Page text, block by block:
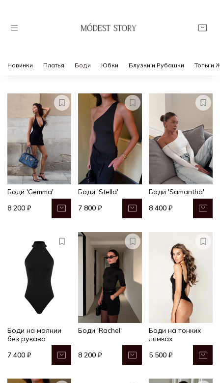
Новинки Платья Боди Юбки Блузки и Рубашки Топы и
Боди 'Gemma'
8 200 ₽
Боди 'Stella'
7 800 ₽
Боди 'Samantha'
8 400 ₽
Боди на молнии
без рукава
7 400 ₽
Боди 'Rachel'
8 200 ₽
Боди на тонких
лямках
5 500 ₽